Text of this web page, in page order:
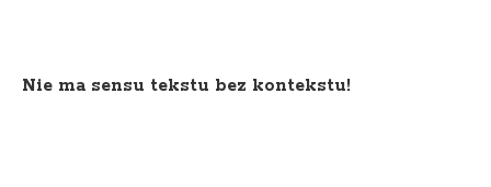
Nie ma sensu tekstu bez kontekstu!